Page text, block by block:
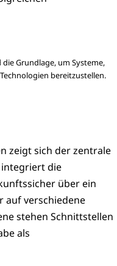
Grundlage, um Systeme,
bereitzustellen.
zeigt sich der zentrale
integriert die
über ein
auf verschiedene
stehen Schnittstellen
als